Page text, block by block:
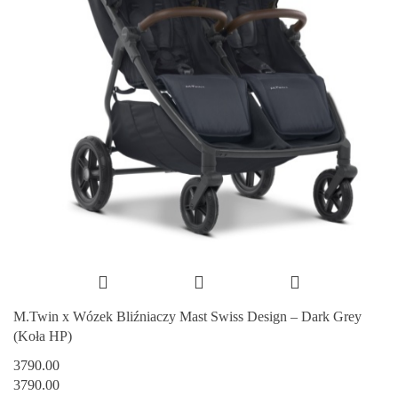
M.Twin x Wózek Bliźniaczy Mast Swiss Design – Dark Grey
(Koła HP)
3790.00
3790.00